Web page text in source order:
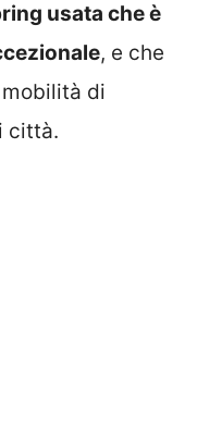
usata che è
, e che
di
città.